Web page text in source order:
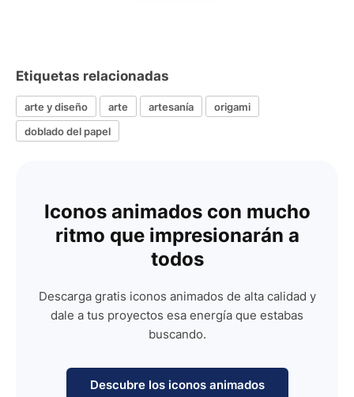
Etiquetas relacionadas
arte y diseño arte artesanía
origami
doblado del papel
Iconos animados con mucho
ritmo que impresionarán a
todos
Descarga gratis iconos animados de alta calidad y
dale a tus proyectos esa energía que estabas
buscando.
Descubre los iconos animados